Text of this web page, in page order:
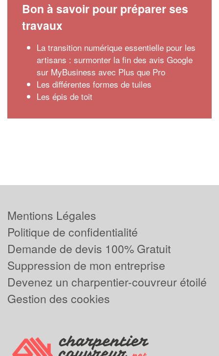
Bon à savoir pour préparer ses
travaux
La transition numérique essentielle pour les
artisans : surmonter la fin des avis Google
sur MyBusiness avec Plus que Pro
Les différentes formes de tuiles
Les épis de toit
Mentions Légales
Politique de confidentialité
Demande de devis 100% Gratuit
Suppression de mon entreprise
Devenez un charpentier-couvreur étoilé
Gestion des cookies